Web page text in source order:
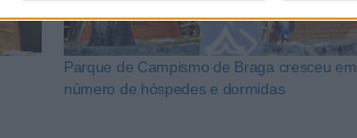
Parque de Campismo de Braga cresceu em
número de hóspedes e dormidas